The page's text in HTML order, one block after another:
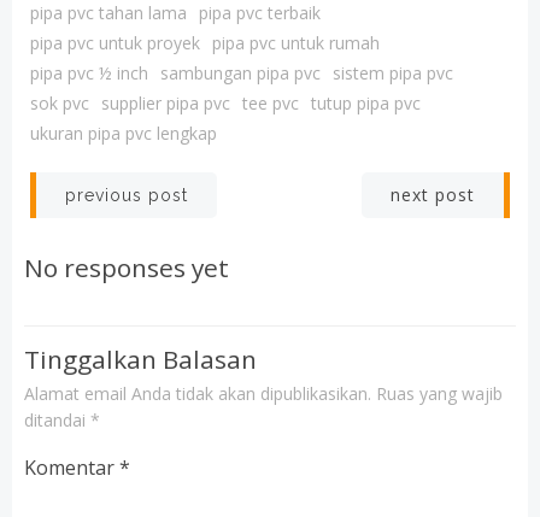
pipa pvc tahan lama
pipa pvc terbaik
pipa pvc untuk proyek pipa pvc untuk rumah
pipa pvc ½ inch
sambungan pipa pvc
sistem pipa pvc
sok pvc
supplier pipa pvc tee pvc tutup pipa pvc
ukuran pipa pvc lengkap
Post
navigation
previous post next post
No responses yet
Tinggalkan Balasan
Alamat email Anda tidak akan dipublikasikan. Ruas yang wajib
ditandai *
Komentar*